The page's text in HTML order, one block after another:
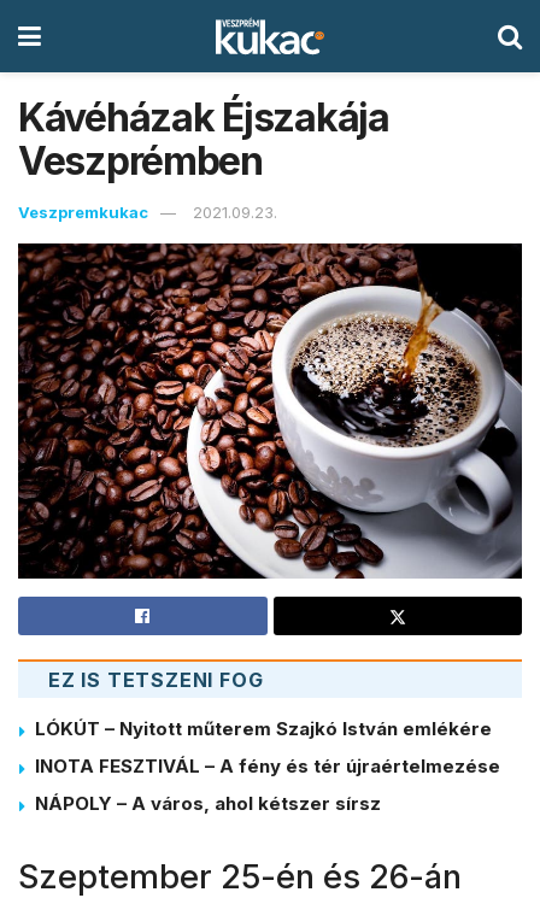
Kávéházak Éjszakája
Veszprémben
Veszpremkukac 2021.09.23.
EZ IS TETSZENI FOG
LÓKÚT – Nyitott műterem Szajkó István emlékére
INOTA FESZTIVÁL – A fény és tér újraértelmezése
NÁPOLY – A város, ahol kétszer sírsz
Szeptember 25-én és 26-án